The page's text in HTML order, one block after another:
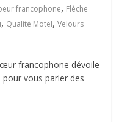
francophone, Flèche
, Qualité Motel,Velours
francophone dévoile
vous parler des